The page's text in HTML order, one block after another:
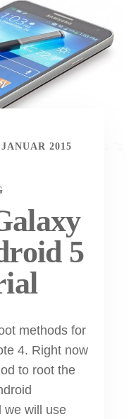
2015
5
methods for
4. Right now
to root the
we will use